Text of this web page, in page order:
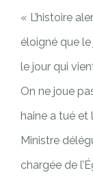
« L’histoire
éloigné que le
le jour qui
On ne joue
haine a tué et
Ministre
chargée de